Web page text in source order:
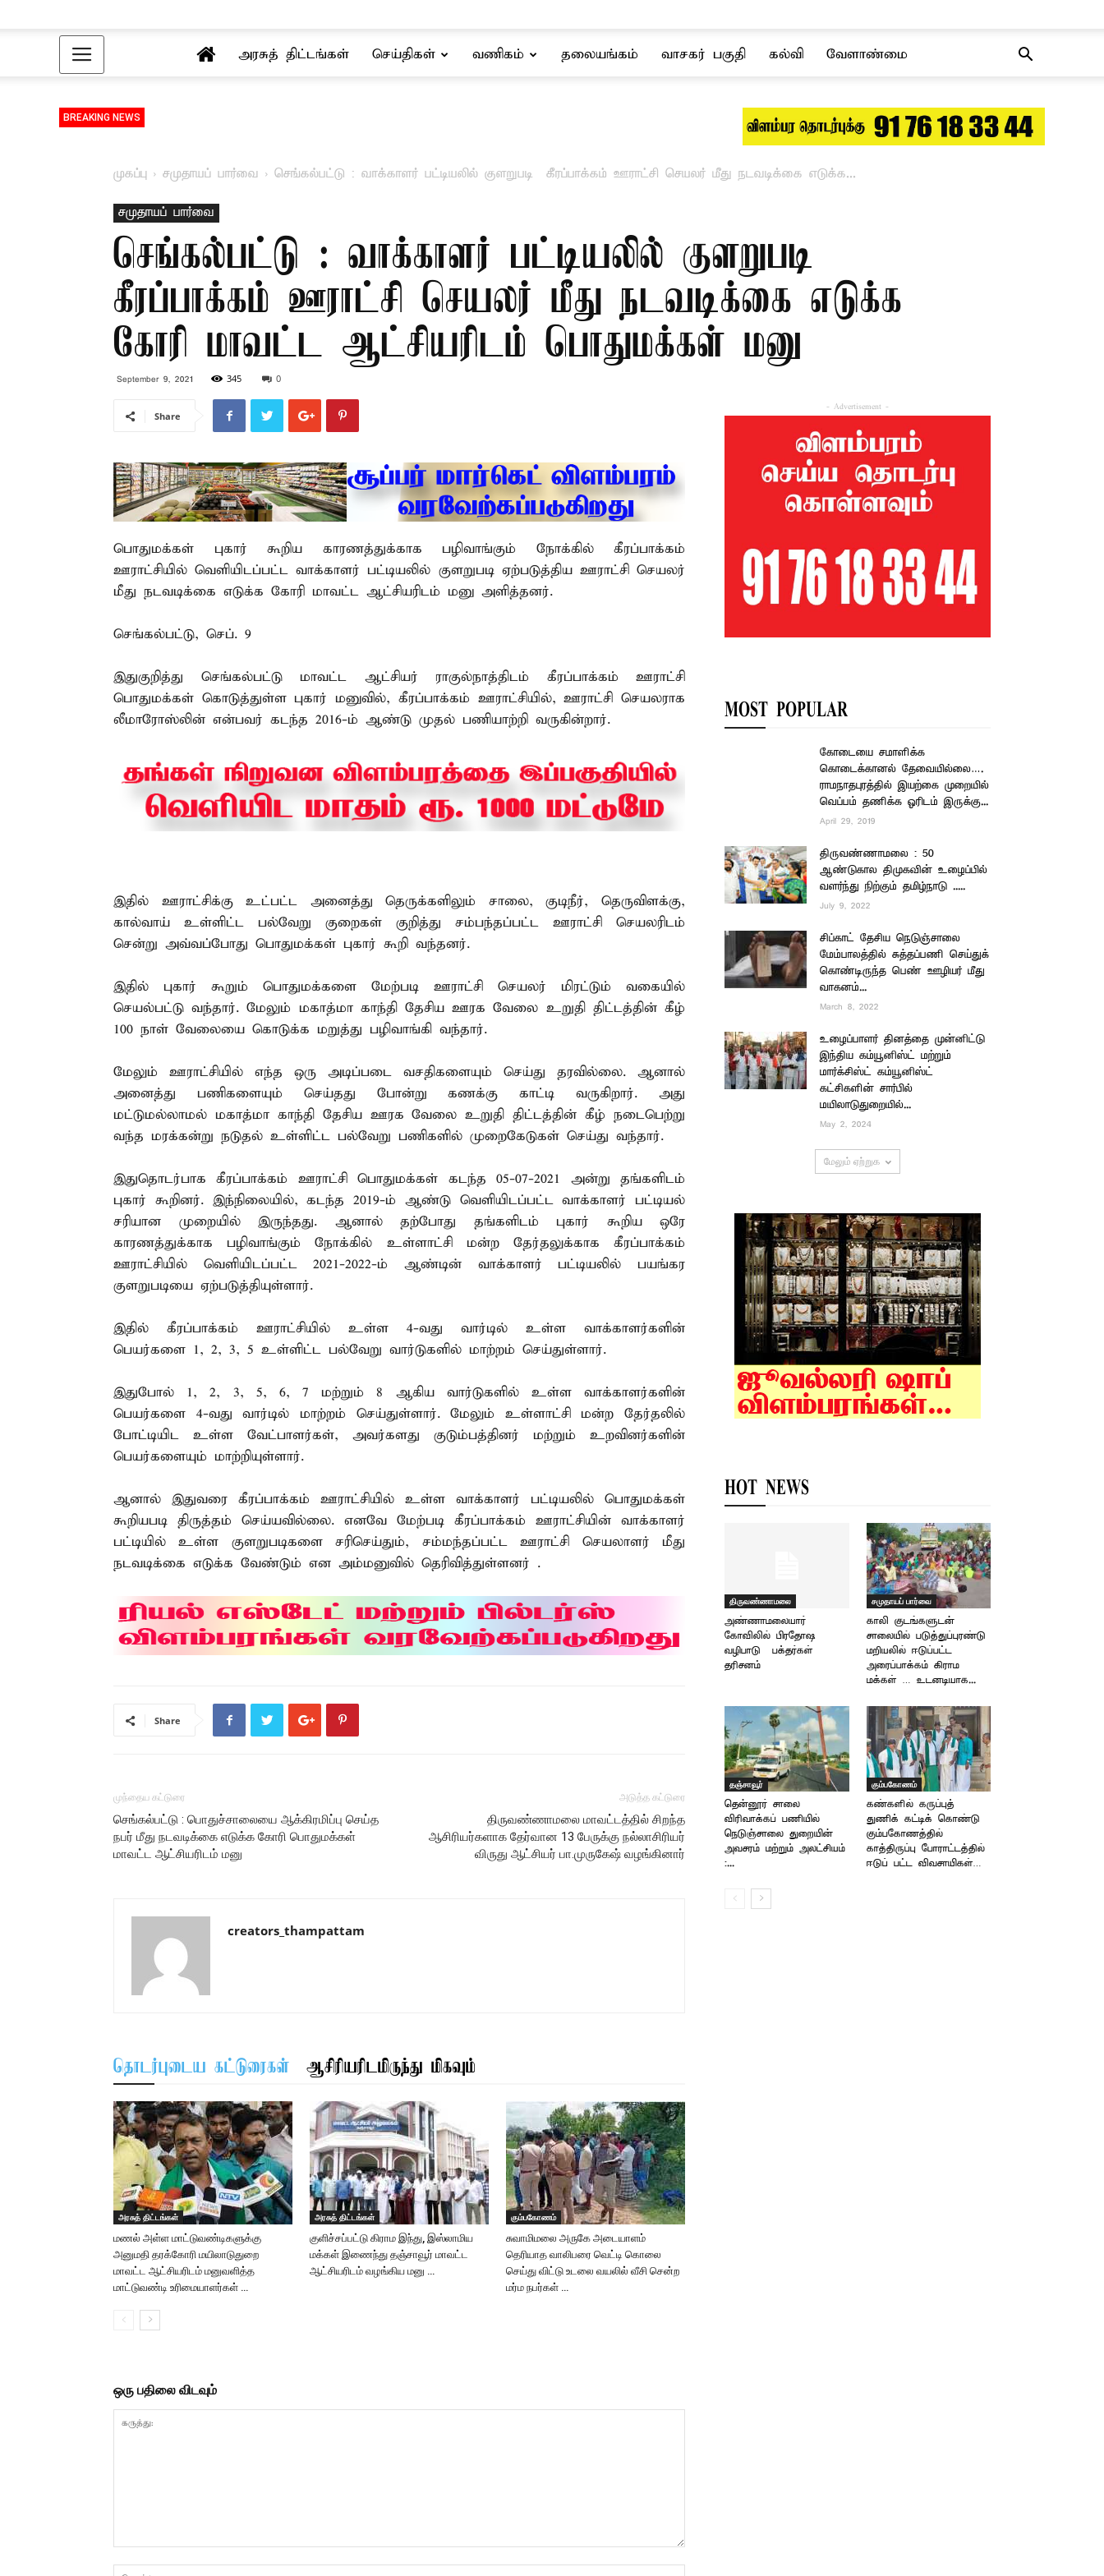
அரசுத் திட்டங்கள் செய்திகள் வணிகம் தலையங்கம் வாசகர் பகுதி கல்வி வேளாண்மை
BREAKING NEWS
முகப்பு சமுதாயப் பார்வை செங்கல்பட்டு : வாக்காளர் பட்டியலில் குளறுபடி – கீரப்பாக்கம் ஊராட்சி செயலர் மீது நடவடிக்கை எடுக்க...
சமுதாயப் பார்வை
செங்கல்பட்டு : வாக்காளர் பட்டியலில் குளறுபடி –
கீரப்பாக்கம் ஊராட்சி செயலர் மீது நடவடிக்கை எடுக்க
கோரி மாவட்ட ஆட்சியரிடம் பொதுமக்கள் மனு
September 9, 2021 345 0
Share
பொதுமக்கள் புகார் கூறிய காரணத்துக்காக பழிவாங்கும் நோக்கில் கீரப்பாக்கம்
ஊராட்சியில் வெளியிடப்பட்ட வாக்காளர் பட்டியலில் குளறுபடி ஏற்படுத்திய ஊராட்சி செயலர்
மீது நடவடிக்கை எடுக்க கோரி மாவட்ட ஆட்சியரிடம் மனு அளித்தனர்.
செங்கல்பட்டு, செப். 9 –
இதுகுறித்து செங்கல்பட்டு மாவட்ட ஆட்சியர் ராகுல்நாத்திடம் கீரப்பாக்கம் ஊராட்சி
பொதுமக்கள் கொடுத்துள்ள புகார் மனுவில், கீரப்பாக்கம் ஊராட்சியில், ஊராட்சி செயலராக
லீமாரோஸ்லின் என்பவர் கடந்த 2016-ம் ஆண்டு முதல் பணியாற்றி வருகின்றார்.
இதில் ஊராட்சிக்கு உட்பட்ட அனைத்து தெருக்களிலும் சாலை, குடிநீர், தெருவிளக்கு,
கால்வாய் உள்ளிட்ட பல்வேறு குறைகள் குறித்து சம்பந்தப்பட்ட ஊராட்சி செயலரிடம்
சென்று அவ்வப்போது பொதுமக்கள் புகார் கூறி வந்தனர்.
இதில் புகார் கூறும் பொதுமக்களை மேற்படி ஊராட்சி செயலர் மிரட்டும் வகையில்
செயல்பட்டு வந்தார். மேலும் மகாத்மா காந்தி தேசிய ஊரக வேலை உறுதி திட்டத்தின் கீழ்
100 நாள் வேலையை கொடுக்க மறுத்து பழிவாங்கி வந்தார்.
மேலும் ஊராட்சியில் எந்த ஒரு அடிப்படை வசதிகளையும் செய்து தரவில்லை. ஆனால்
அனைத்து பணிகளையும் செய்தது போன்று கணக்கு காட்டி வருகிறார். அது
மட்டுமல்லாமல் மகாத்மா காந்தி தேசிய ஊரக வேலை உறுதி திட்டத்தின் கீழ் நடைபெற்று
வந்த மரக்கன்று நடுதல் உள்ளிட்ட பல்வேறு பணிகளில் முறைகேடுகள் செய்து வந்தார்.
இதுதொடர்பாக கீரப்பாக்கம் ஊராட்சி பொதுமக்கள் கடந்த 05-07-2021 அன்று தங்களிடம்
புகார் கூறினர். இந்நிலையில், கடந்த 2019-ம் ஆண்டு வெளியிடப்பட்ட வாக்காளர் பட்டியல்
சரியான முறையில் இருந்தது. ஆனால் தற்போது தங்களிடம் புகார் கூறிய ஒரே
காரணத்துக்காக பழிவாங்கும் நோக்கில் உள்ளாட்சி மன்ற தேர்தலுக்காக கீரப்பாக்கம்
ஊராட்சியில் வெளியிடப்பட்ட 2021-2022-ம் ஆண்டின் வாக்காளர் பட்டியலில் பயங்கர
குளறுபடியை ஏற்படுத்தியுள்ளார்.
இதில் கீரப்பாக்கம் ஊராட்சியில் உள்ள 4-வது வார்டில் உள்ள வாக்காளர்களின்
பெயர்களை 1, 2, 3, 5 உள்ளிட்ட பல்வேறு வார்டுகளில் மாற்றம் செய்துள்ளார்.
இதுபோல் 1, 2, 3, 5, 6, 7 மற்றும் 8 ஆகிய வார்டுகளில் உள்ள வாக்காளர்களின்
பெயர்களை 4-வது வார்டில் மாற்றம் செய்துள்ளார். மேலும் உள்ளாட்சி மன்ற தேர்தலில்
போட்டியிட உள்ள வேட்பாளர்கள், அவர்களது குடும்பத்தினர் மற்றும் உறவினர்களின்
பெயர்களையும் மாற்றியுள்ளார்.
ஆனால் இதுவரை கீரப்பாக்கம் ஊராட்சியில் உள்ள வாக்காளர் பட்டியலில் பொதுமக்கள்
கூறியபடி திருத்தம் செய்யவில்லை. எனவே மேற்படி கீரப்பாக்கம் ஊராட்சியின் வாக்காளர்
பட்டியில் உள்ள குளறுபடிகளை சரிசெய்தும், சம்மந்தப்பட்ட ஊராட்சி செயலாளர் மீது
நடவடிக்கை எடுக்க வேண்டும் என அம்மனுவில் தெரிவித்துள்ளனர் .
Share
முந்தைய கட்டுரை
செங்கல்பட்டு : பொதுச்சாலையை ஆக்கிரமிப்பு செய்த
நபர் மீது நடவடிக்கை எடுக்க கோரி பொதுமக்கள்
மாவட்ட ஆட்சியரிடம் மனு
அடுத்த கட்டுரை
திருவண்ணாமலை மாவட்டத்தில் சிறந்த
ஆசிரியர்களாக தேர்வான 13 பேருக்கு நல்லாசிரியர்
விருது ஆட்சியர் பா.முருகேஷ் வழங்கினார்
creators_thampattam
தொடர்புடைய கட்டுரைகள் ஆசிரியரிடமிருந்து மிகவும்
அரசுத் திட்டங்கள்
மணல் அள்ள மாட்டுவண்டிகளுக்கு
அனுமதி தரக்கோரி மயிலாடுதுறை
மாவட்ட ஆட்சியரிடம் மனுவளித்த
மாட்டுவண்டி உரிமையாளர்கள் …
அரசுத் திட்டங்கள்
குளிச்சப்பட்டு கிராம இந்து, இஸ்லாமிய
மக்கள் இணைந்து தஞ்சாவூர் மாவட்ட
ஆட்சியரிடம் வழங்கிய மனு …
கும்பகோணம்
சுவாமிமலை அருகே அடையாளம்
தெரியாத வாலிபரை வெட்டி கொலை
செய்து விட்டு உடலை வயலில் வீசி சென்ற
மர்ம நபர்கள் …
ஒரு பதிலை விடவும்
- Advertisement -
MOST POPULAR
கோடையை சமாளிக்க
கொடைக்கானல் தேவையில்லை….
ராமநாதபுரத்தில் இயற்கை முறையில்
வெப்பம் தணிக்க ஓரிடம் இருக்கு...
April 29, 2019
திருவண்ணாமலை : 50
ஆண்டுகால திமுகவின் உழைப்பில்
வளர்ந்து நிற்கும் தமிழ்நாடு .....
July 9, 2022
சிப்காட் தேசிய நெடுஞ்சாலை
மேம்பாலத்தில் சுத்தப்பணி செய்துக்
கொண்டிருந்த பெண் ஊழியர் மீது
வாகனம்...
March 8, 2022
உழைப்பாளர் தினத்தை முன்னிட்டு
இந்திய கம்யூனிஸ்ட் மற்றும்
மார்க்சிஸ்ட் கம்யூனிஸ்ட்
கட்சிகளின் சார்பில்
மயிலாடுதுறையில்...
May 2, 2024
மேலும் ஏற்றுக
HOT NEWS
திருவண்ணாமலை
அண்ணாமலையார்
கோவிலில் பிரதோஷ
வழிபாடு – பக்தர்கள்
தரிசனம்
சமுதாயப் பார்வை
காலி குடங்களுடன்
சாலையில் படுத்துப்புரண்டு
மறியலில் ஈடுப்பட்ட
அரைப்பாக்கம் கிராம
மக்கள் … உடனடியாக...
தஞ்சாவூர்
தென்னூர் சாலை
விரிவாக்கப் பணியில்
நெடுஞ்சாலை துறையின்
அவசரம் மற்றும் அலட்சியம்
:...
கும்பகோணம்
கண்களில் கருப்புத்
துணிக் கட்டிக் கொண்டு
கும்பகோணத்தில்
காத்திருப்பு போராட்டத்தில்
ஈடுப் பட்ட விவசாயிகள்…